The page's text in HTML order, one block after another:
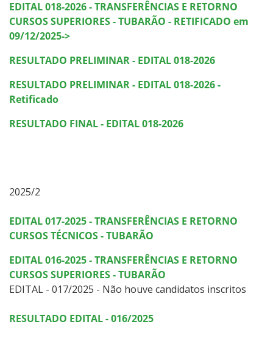
Transferências e Retornos
Provas e Gabaritos
Estatísticas dos Processos Seletivos
EDITAL 018-2026 - TRANSFERÊNCIAS E RETORNO
CURSOS SUPERIORES - TUBARÃO - RETIFICADO em
09/12/2025->
RESULTADO PRELIMINAR - EDITAL 018-2026
RESULTADO PRELIMINAR - EDITAL 018-2026 -
Retificado
RESULTADO FINAL - EDITAL 018-2026
2025/2
EDITAL 017-2025 - TRANSFERÊNCIAS E RETORNO
CURSOS TÉCNICOS - TUBARÃO
EDITAL 016-2025 - TRANSFERÊNCIAS E RETORNO
CURSOS SUPERIORES - TUBARÃO
EDITAL - 017/2025 - Não houve candidatos inscritos
RESULTADO EDITAL - 016/2025